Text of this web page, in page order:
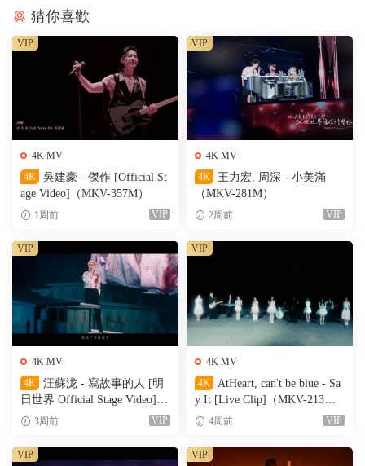
猜你喜歡
4K MV
4K
吳建豪 - 傑作 [Official St
age Video]（MKV-357M）
1周前 VIP
VIP
4K MV
4K
王力宏, 周深 - 小美滿
（MKV-281M）
2周前 VIP
VIP
4K MV
4K
汪蘇泷 - 寫故事的人 [明
日世界 Official Stage Video]
（MKV-611M）
3周前 VIP
VIP
4K MV
4K
AtHeart, can't be blue - Sa
y It [Live Clip]（MKV-213
M）4周前 VIP
VIP
VIP VIP